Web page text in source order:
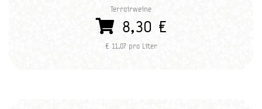
Terroirweine
8,30 €
€ 11,07 pro Liter